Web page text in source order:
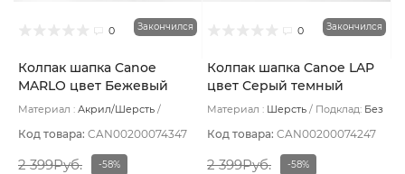
0 Закончился
Колпак шапка Canoe
MARLO цвет Бежевый
светлый
Материал : Акрил/Шерсть
Код товара: CAN00200074347
2 399Руб. -58%
0 Закончился
Колпак шапка Canoe LAP
цвет Серый темный
Материал : Шерсть Подклад: Без
Код товара: CAN00200074247
2 399Руб. -58%